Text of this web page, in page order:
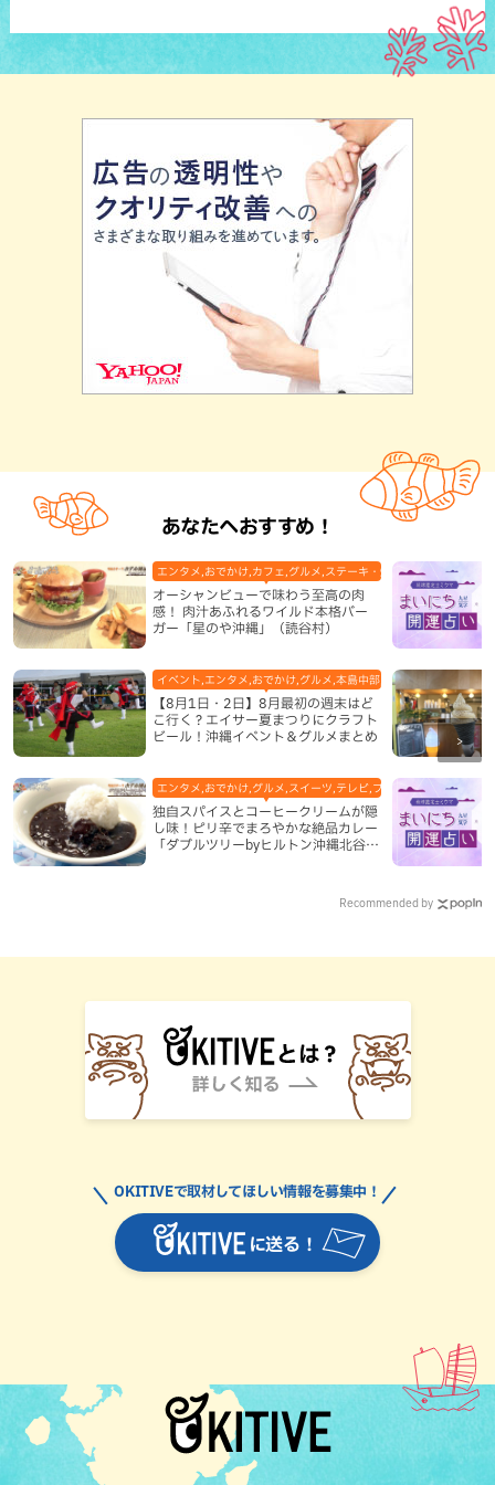
あなたへおすすめ！
オーシャンビューで味わう至高の肉
感！ 肉汁あふれるワイルド本格バー
ガー「星のや沖縄」（読谷村）
エンタメ,おでかけ,カフェ,グルメ,ステーキ・焼肉,テレビ,ハンバー
【8月1日・2日】8月最初の週末はど
こ行く？エイサー夏まつりにクラフト
ビール！沖縄イベント＆グルメまとめ
イベント,エンタメ,おでかけ,グルメ,本島中部,本島北部,本島南部
独自スパイスとコーヒークリームが隠
し味！ピリ辛でまろやかな絶品カレー
「ダブルツリーbyヒルトン沖縄北谷リ
エンタメ,おでかけ,グルメ,スイーツ,テレビ,ブッフェ・バイキング,
Recommended by
に送る！
OKITIVEで取材してほしい情報を募集中！